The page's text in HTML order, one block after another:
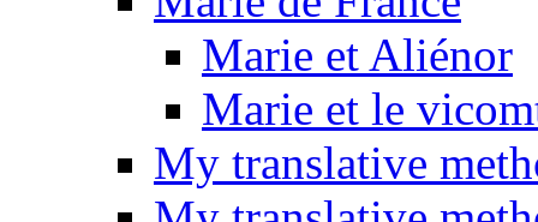
Marie et Aliénor
Marie et le
My translative